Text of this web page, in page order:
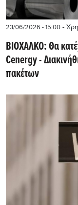
23/06/2026 - 15:00 -
ΒΙΟΧΑΛΚΟ: Θα
Cenergy -
πακέτων